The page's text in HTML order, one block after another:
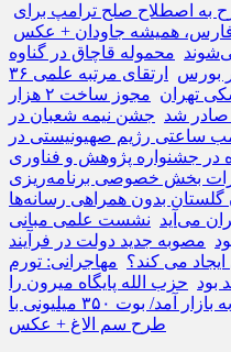
به اصطلاح صلح ترامپ برای
فارس، همیشه جاودان + عکس
محموله قاچاق در گناوه
بورس
ارتقای مرتبه علمی ۳۶
تهران
مجوز ساخت ۲ هزار
صادر شد جشن نیمه شعبان در
ساعتی رژیم صهیونیستی در
۱۷ برگزیده در جشنواره پژوهش و فناوری
بخش خصوصی برنامه‌ریزی
بدون همراهی رسانه‌ها
می‌آید نشست علمی مبانی
مصوبه جدید دولت در فرآیند
می کند؟ مهاجرانی: تورم
حزب الله پایگاه میرون را
کفش‌های عجیب به بازار آمد/ بوت ۳۵۰ میلیونی با
طرح سم الاغ + عکس